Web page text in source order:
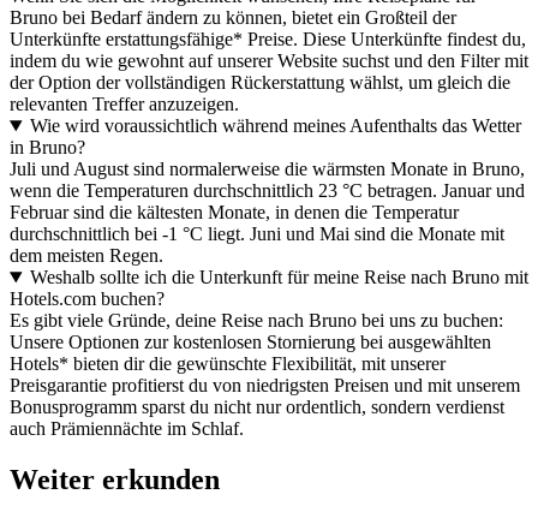
Bruno bei Bedarf ändern zu können, bietet ein Großteil der
Unterkünfte erstattungsfähige* Preise. Diese Unterkünfte findest du,
indem du wie gewohnt auf unserer Website suchst und den Filter mit
der Option der vollständigen Rückerstattung wählst, um gleich die
relevanten Treffer anzuzeigen.
Wie wird voraussichtlich während meines Aufenthalts das Wetter
in Bruno?
Juli und August sind normalerweise die wärmsten Monate in Bruno,
wenn die Temperaturen durchschnittlich 23 °C betragen. Januar und
Februar sind die kältesten Monate, in denen die Temperatur
durchschnittlich bei -1 °C liegt. Juni und Mai sind die Monate mit
dem meisten Regen.
Weshalb sollte ich die Unterkunft für meine Reise nach Bruno mit
Hotels.com buchen?
Es gibt viele Gründe, deine Reise nach Bruno bei uns zu buchen:
Unsere Optionen zur kostenlosen Stornierung bei ausgewählten
Hotels* bieten dir die gewünschte Flexibilität, mit unserer
Preisgarantie profitierst du von niedrigsten Preisen und mit unserem
Bonusprogramm sparst du nicht nur ordentlich, sondern verdienst
auch Prämiennächte im Schlaf.
Weiter erkunden